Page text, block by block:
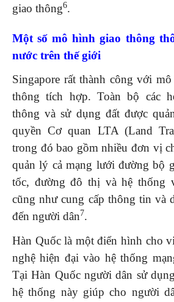
giao thông6.
Một số mô hình giao thông
nước trên thế giới
Singapore rất thành công với
thông tích hợp. Toàn bộ các
thông và sử dụng đất được
quyền Cơ quan LTA (Land
trong đó bao gồm nhiều đơn vị
quản lý cả mạng lưới đường bộ
tốc, đường đô thị và hệ thống
cũng như cung cấp thông tin và
đến người dân7.
Hàn Quốc là một điển hình cho
nghệ hiện đại vào hệ thống
Tại Hàn Quốc người dân sử
hệ thống này giúp cho người